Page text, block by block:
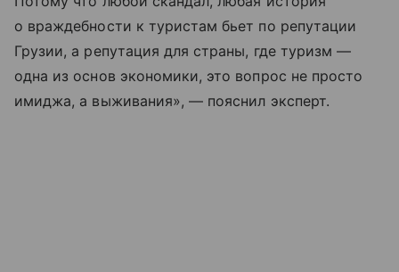
о враждебности к туристам бьет по репутации
Грузии, а репутация для страны, где туризм —
одна из основ экономики, это вопрос не просто
имиджа, а выживания», — пояснил эксперт.